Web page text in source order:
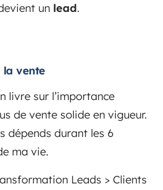
un lead.
la vente
livre sur l’importance
de vente solide en vigueur.
dépends durant les 6
ma vie.
Leads > Clients